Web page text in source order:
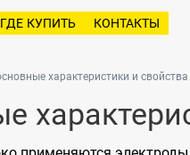
ГДЕ КУПИТЬ КОНТАКТЫ
характеристики и свойства